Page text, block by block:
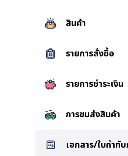
สินค้า
รายการสั่งซื้อ
รายการชำระเงิน
การขนส่งสินค้า
เอกสาร/ใบกำกั